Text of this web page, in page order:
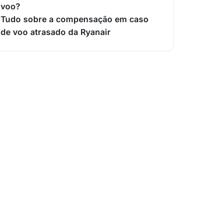
voo?
Tudo sobre a compensação em caso
de voo atrasado da Ryanair